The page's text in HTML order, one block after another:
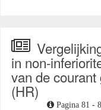
in non-
van de
(HR)
Pagina 81 -